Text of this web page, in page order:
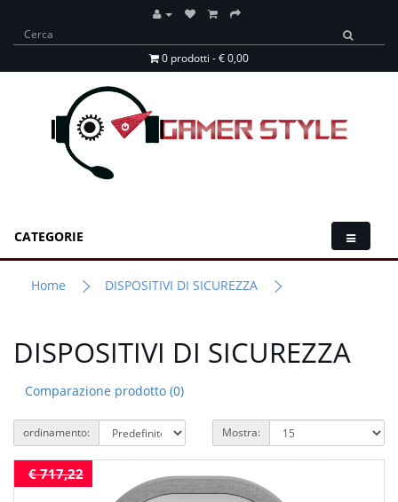
0 prodotti - € 0,00
CATEGORIE
Home DISPOSITIVI DI SICUREZZA
DISPOSITIVI DI SICUREZZA
Comparazione prodotto (0)
ordinamento: Mostra:
€ 717,22